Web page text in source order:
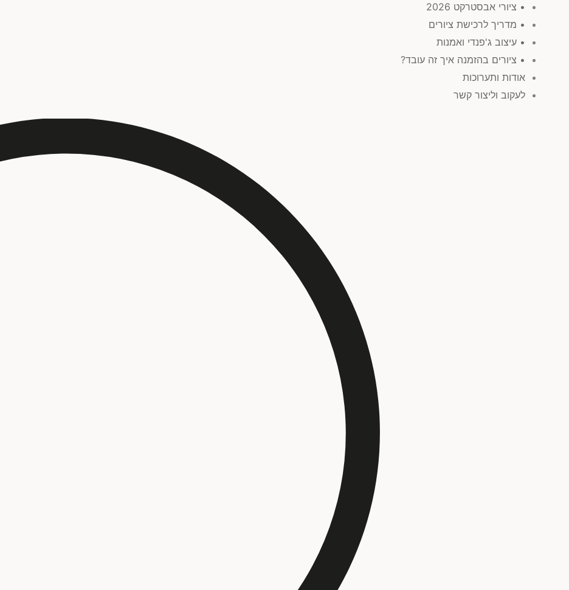
• ציורי אבסטרקט 2026
• מדריך לרכישת ציורים
• עיצוב ג'פנדי ואמנות
• ציורים בהזמנה איך זה עובד?
אודות ותערוכות
לעקוב וליצור קשר